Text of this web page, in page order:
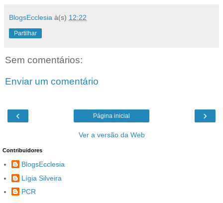
BlogsEcclesia à(s) 12:22
Partilhar
Sem comentários:
Enviar um comentário
‹ ›
Página inicial
Ver a versão da Web
Contribuidores
BlogsEcclesia
Lígia Silveira
PCR